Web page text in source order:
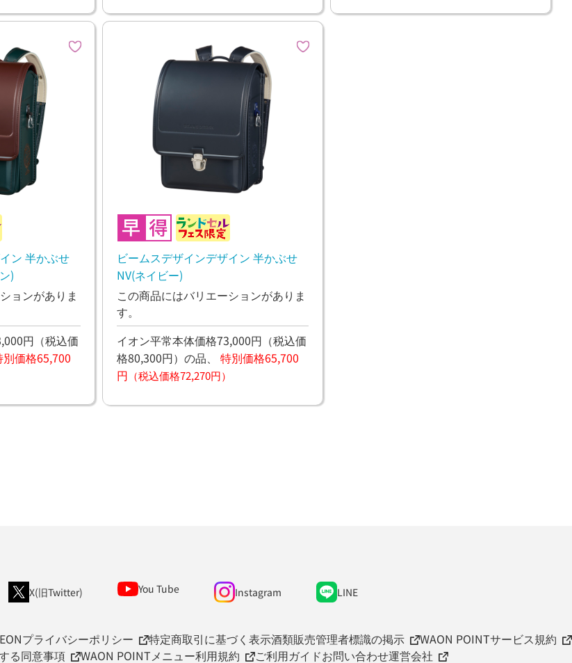
ン 半かぶせ
)
ョンがありま
円 （税込価
別価格65,700
ビームスデザインデザイン 半かぶせ
NV(ネイビー)
この商品にはバリエーションがありま
す。
イオン平常本体価格73,000円 （税込価
格80,300円） の品、 特別価格65,700
円 （税込価格72,270円）
X(旧Twitter) You Tube Instagram LINE
プライバシーポリシー 特定商取引に基づく表示酒類販売管理者標識の掲示
WAON POINTサービス規約
る同意事項
WAON POINTメニュー利用規約 ご利用ガイドお問い合わせ運営会社